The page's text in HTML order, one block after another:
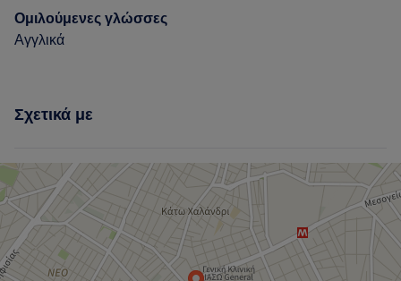
Ομιλούμενες γλώσσες
Αγγλικά
Σχετικά με